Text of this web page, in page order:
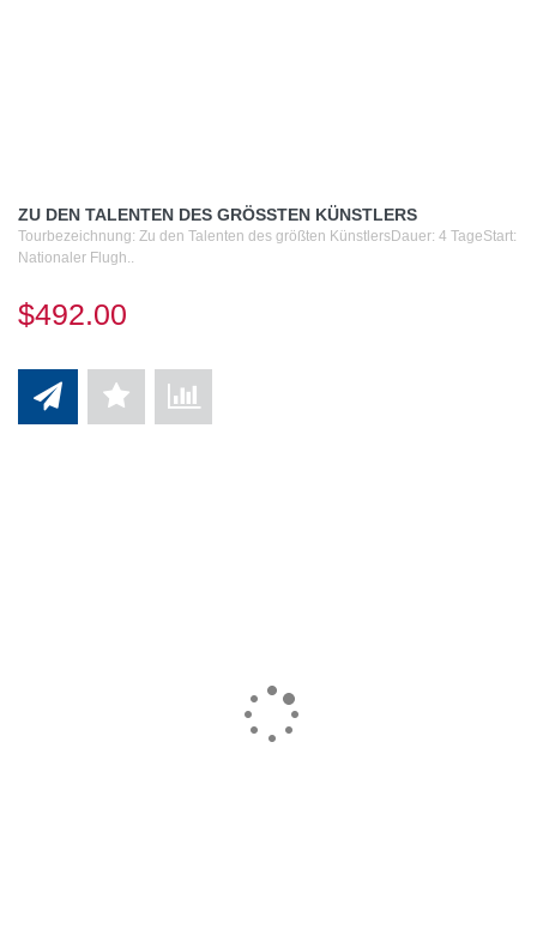
ZU DEN TALENTEN DES GRÖSSTEN KÜNSTLERS
Tourbezeichnung: Zu den Talenten des größten KünstlersDauer: 4 TageStart:
Nationaler Flugh..
$492.00